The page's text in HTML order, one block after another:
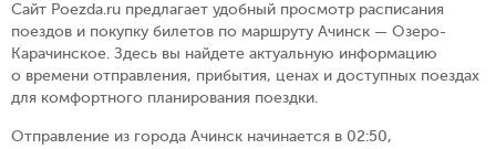
Сайт Poezda.ru предлагает удобный просмотр расписания
поездов и покупку билетов по маршруту Ачинск — Озеро-
Карачинское. Здесь вы найдете актуальную информацию
о времени отправления, прибытия, ценах и доступных поездах
для комфортного планирования поездки.
Отправление из города Ачинск начинается в 02:50,